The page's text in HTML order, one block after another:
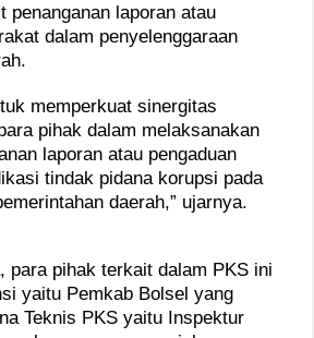
penanganan laporan atau
dalam penyelenggaraan
memperkuat sinergitas
pihak dalam melaksanakan
laporan atau pengaduan
tindak pidana korupsi pada
daerah,” ujarnya.
para pihak terkait dalam PKS ini
yaitu Pemkab Bolsel yang
Teknis PKS yaitu Inspektur